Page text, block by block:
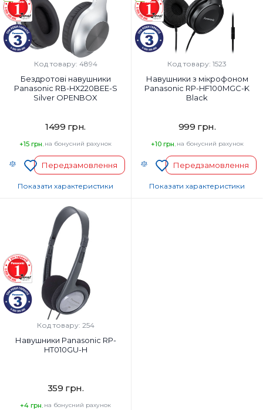
Так
Вага, г:
144 г
Тип підключення:
Дротовий
Так
Вага, г:
197 г
Тип підключення:
Бездротові
Код товару: 4894
Бездротові навушники
Panasonic RB-HX220BEE-S
Silver OPENBOX
1499 грн.
+15 грн. на бонусний рахунок
Передзамовлення
Повнорозмірні
Діапазон частот навушників, Гц:
20-20000 Гц
Мікрофон:
Так
Вага, г:
197 г
Тип підключення:
Бездротові
Показати характеристики
Код товару: 1523
Навушники з мікрофоном
Panasonic RP-HF100MGC-K
Black
999 грн.
+10 грн. на бонусний рахунок
Передзамовлення
Показати характеристики
Код товару: 254
Навушники Panasonic RP-
HT010GU-H
359 грн.
+4 грн. на бонусний рахунок